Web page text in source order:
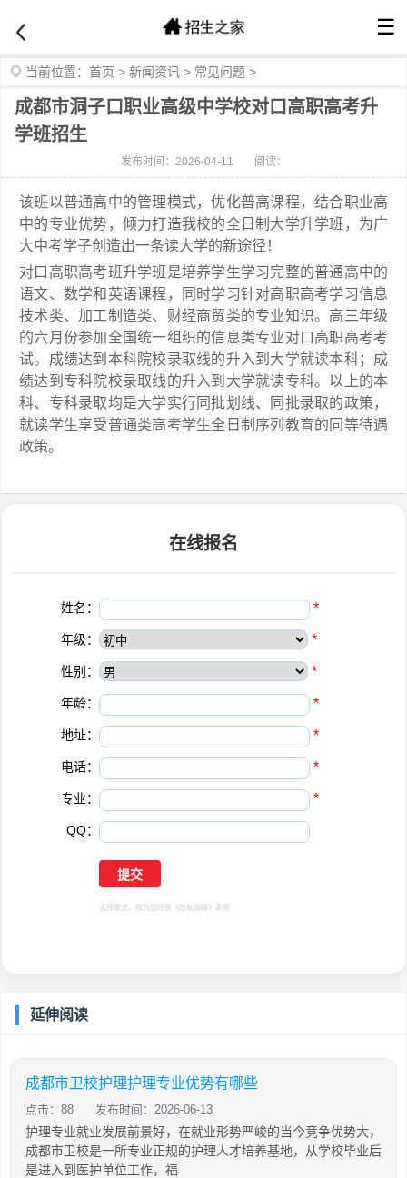
☰
当前位置： 首页 > 新闻资讯 > 常见问题 >
成都市洞子口职业高级中学校对口高职高考升
学班招生
发布时间：2026-04-11 阅读：
该班以普通高中的管理模式，优化普高课程，结合职业高
中的专业优势，倾力打造我校的全日制大学升学班，为广
大中考学子创造出一条读大学的新途径！
对口高职高考班升学班是培养学生学习完整的普通高中的
语文、数学和英语课程，同时学习针对高职高考学习信息
技术类、加工制造类、财经商贸类的专业知识。高三年级
的六月份参加全国统一组织的信息类专业对口高职高考考
试。成绩达到本科院校录取线的升入到大学就读本科；成
绩达到专科院校录取线的升入到大学就读专科。以上的本
科、专科录取均是大学实行同批划线、同批录取的政策，
就读学生享受普通类高考学生全日制序列教育的同等待遇
政策。
在线报名
姓名： *
年级： *
性别： *
年龄： *
地址： *
电话： *
专业： *
QQ：
选择提交，视为您同意 《隐私保障》 条例
延伸阅读
成都市卫校护理护理专业优势有哪些
点击：88 发布时间：2026-06-13
护理专业就业发展前景好，在就业形势严峻的当今竞争优势大，
成都市卫校是一所专业正规的护理人才培养基地，从学校毕业后
是进入到医护单位工作，福